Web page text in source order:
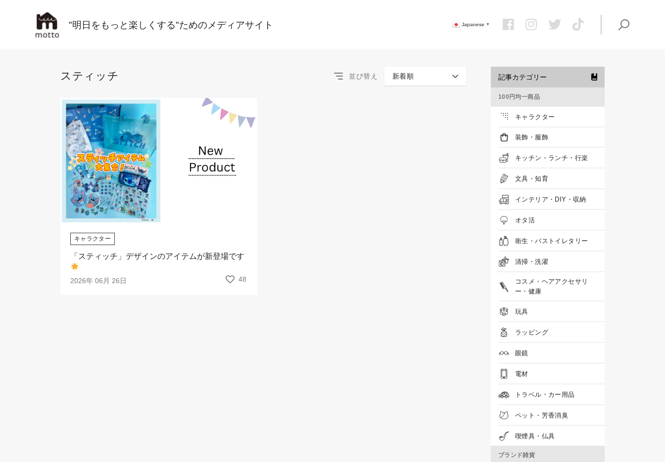
"明日をもっと楽しくする"ためのメディアサイト Japanese ▼
スティッチ 並び替え 新着順
キャラクター
「スティッチ」デザインのアイテムが新登場です
2026年 06月 26日 48
記事カテゴリー
100円均一商品
キャラクター
装飾・服飾
キッチン・ランチ・行楽
文具・知育
インテリア・DIY・収納
オタ活
衛生・バストイレタリー
清掃・洗濯
コスメ・ヘアアクセサリ
ー・健康
玩具
ラッピング
眼鏡
電材
トラベル・カー用品
ペット・芳香消臭
喫煙具・仏具
ブランド雑貨